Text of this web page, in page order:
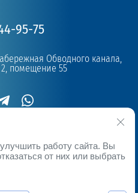
95-75
Обводного канала,
помещение 55
работу сайта. Вы
от них или выбрать